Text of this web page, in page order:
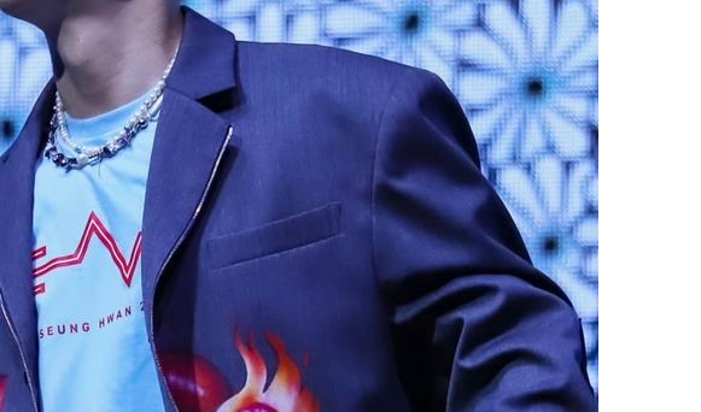
센터도 압수수색
·경계태세 강화"
가능성
악 중"
일날씨]
재개
적자 있어"
색에 '충격·당황'
간 '40도'
무종사 혐의
마감